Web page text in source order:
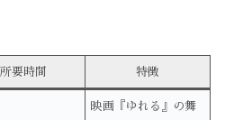
所要時間 特徴
映画『ゆれる』の舞